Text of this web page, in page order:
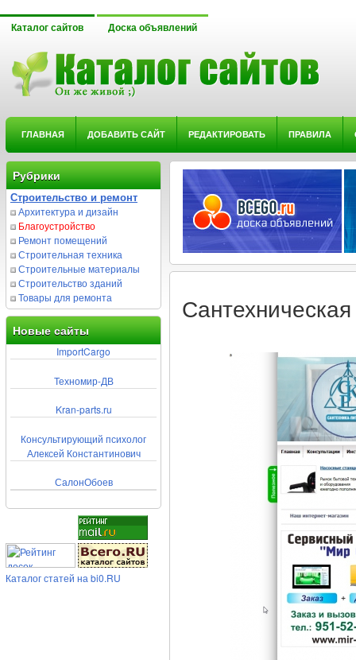
Каталог сайтов Доска объявлений
ГЛАВНАЯ ДОБАВИТЬ САЙТ РЕДАКТИРОВАТЬ ПРАВИЛА
Рубрики
Строительство и ремонт
Архитектура и дизайн
Благоустройство
Ремонт помещений
Строительная техника
Строительные материалы
Строительство зданий
Товары для ремонта
Новые сайты
ImportCargo
Техномир-ДВ
Kran-parts.ru
Консультирующий психолог
Алексей Константинович
СалонОбоев
Каталог статей на bi0.RU